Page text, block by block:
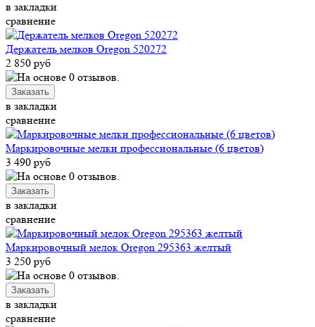
в закладки
сравнение
Держатель мелков Oregon 520272
2 850 руб
в закладки
сравнение
Маркировочные мелки профессиональные (6 цветов)
3 490 руб
в закладки
сравнение
Маркировочный мелок Oregon 295363 желтый
3 250 руб
в закладки
сравнение